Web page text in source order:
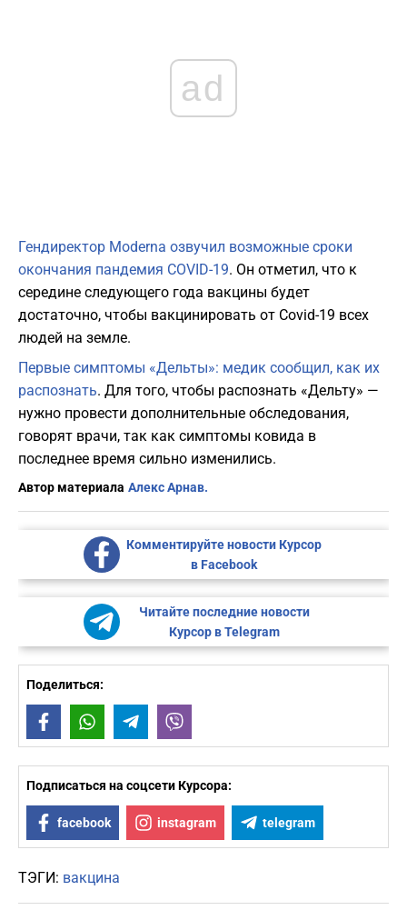
ad
Гендиректор Moderna озвучил возможные сроки
окончания пандемия COVID-19. Он отметил, что к
середине следующего года вакцины будет
достаточно, чтобы вакцинировать от Covid-19 всех
людей на земле.
Первые симптомы «Дельты»: медик сообщил, как их
распознать. Для того, чтобы распознать «Дельту» —
нужно провести дополнительные обследования,
говорят врачи, так как симптомы ковида в
последнее время сильно изменились.
Автор материала Алекс Арнав.
Комментируйте новости Курсор
в Facebook
Читайте последние новости
Курсор в Telegram
Поделиться:
FacebookWhatsAppTelegram
Подписаться на соцсети Курсора:
facebook instagram telegram
ТЭГИ: вакцина